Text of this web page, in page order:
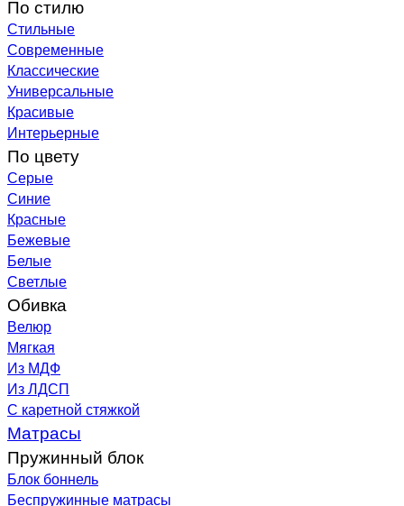
По стилю
Стильные
Современные
Классические
Универсальные
Красивые
Интерьерные
По цвету
Серые
Синие
Красные
Бежевые
Белые
Светлые
Обивка
Велюр
Мягкая
Из МДФ
Из ЛДСП
С каретной стяжкой
Матрасы
Пружинный блок
Блок боннель
Беспружинные матрасы